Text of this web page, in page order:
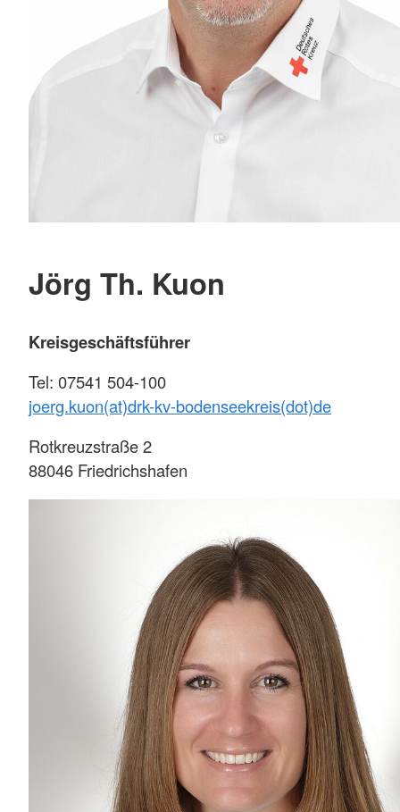
Jörg Th. Kuon
Kreisgeschäftsführer
Tel: 07541 504-100
joerg.kuon(at)drk-kv-bodenseekreis(dot)de
Rotkreuzstraße 2
88046 Friedrichshafen